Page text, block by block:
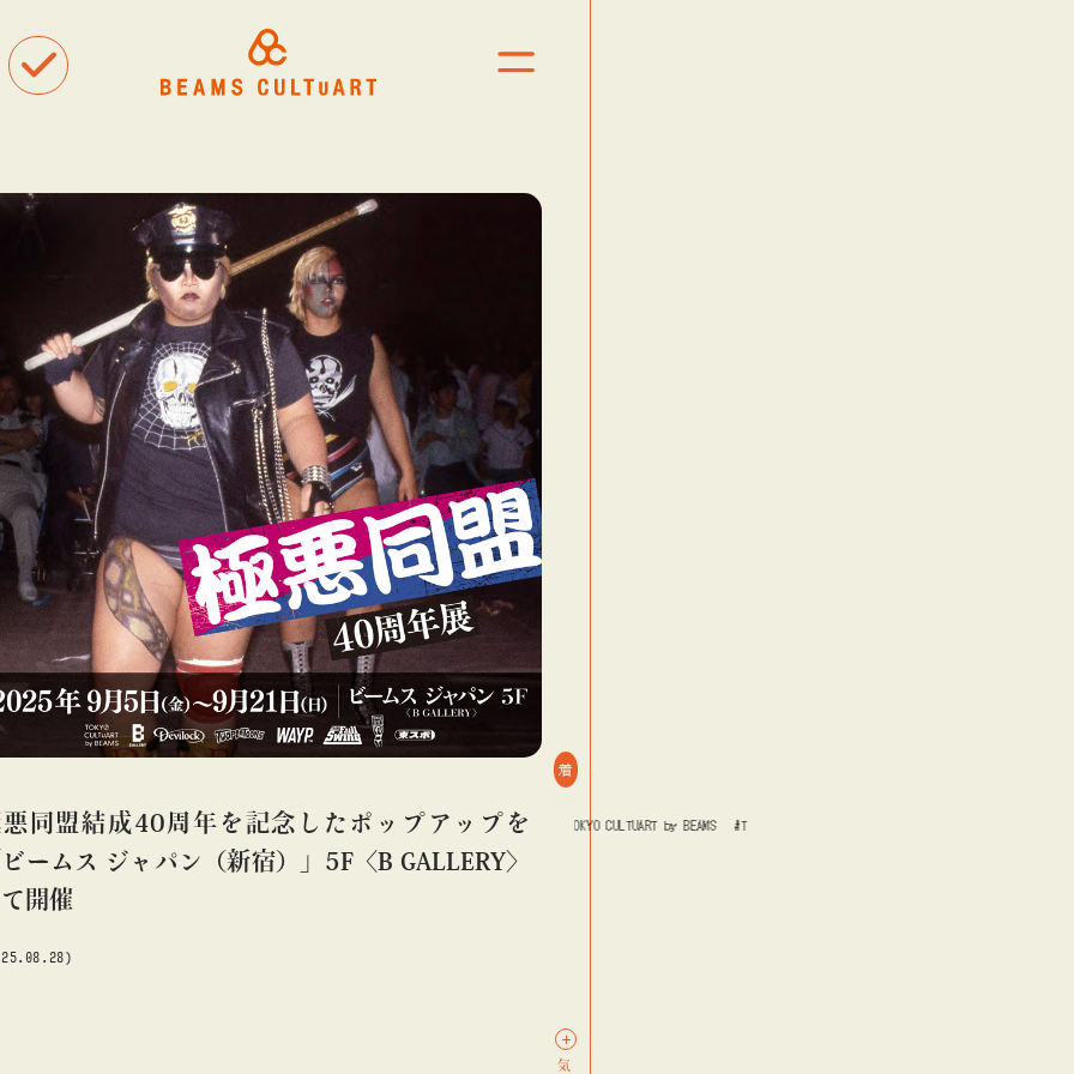
聴
着
タグ一覧
#ART #BEAMS CULTUART
#BEAMS MANGART
#BEAMS RECORDS
#BEAMS T
#bPrビームス
#Bギャラリー
#TOKYO CULTUART by BEAMS
#Tシャツ
#アート
#アートが生まれるところ
#アートフェア
#アイドル
#アトリエ #アニメ
#エンタメ
#ギャラリー
#グッズ
#デザイン
#ビームス カルチャー ト 高輪
#ビームス ジャパン
#ファッション
#フェニカ
#マンガ
#モノ・カルチャー図録
#ライブ #レコード
#写真
#言葉
#連載 #音楽
同盟結成40周年を記念したポップアップを
ームス ジャパン（新宿）」5F〈B GALLERY〉
開催
着
#TOKYO CULTUART by BEAMS #Tシャツ #エンタメ #TOKYO CULTUART by BEAMS #Tシャツ